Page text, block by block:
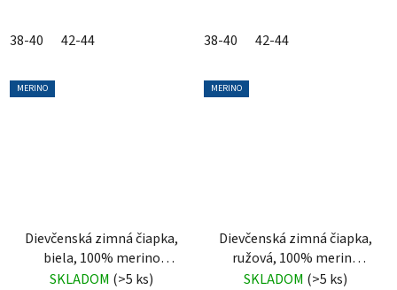
38-40 42-44 38-40 42-44
MERINO
Dievčenská zimná čiapka,
biela, 100% merino
vlnená, zaväzovacia,
SKLADOM (>5 ks)
MERINO
Dievčenská zimná čiapka,
ružová, 100% merino
vlnená, zaväzovacia,
SKLADOM (>5 ks)